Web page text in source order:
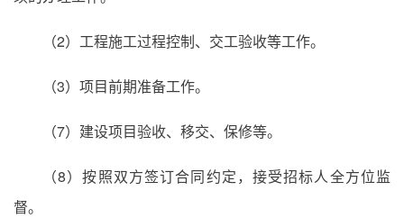
（2）工程施工过程控制、交工验收等工作。
（3）项目前期准备工作。
（7）建设项目验收、移交、保修等。
（8）按照双方签订合同约定，接受招标人全方位监
督。